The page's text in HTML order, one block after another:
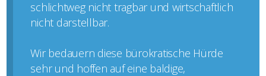
schlichtweg nicht tragbar und wirtschaftlich
nicht darstellbar.
Wir bedauern diese bürokratische Hürde
sehr und hoffen auf eine baldige,